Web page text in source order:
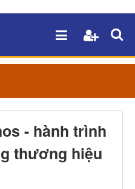
- hành trình
thương hiệu